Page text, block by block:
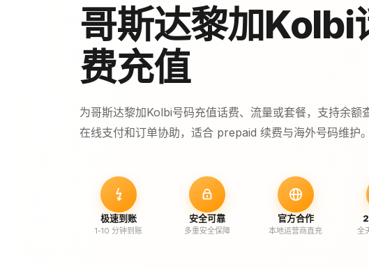
哥斯达黎加Kolbi
费充值
为哥斯达黎加Kolbi号码充值话费、流量或套餐，支持余额
在线支付和订单协助，适合 prepaid 续费与海外号码维护。
极速到账
1-10 分钟到账
安全可靠
多重安全保障
官方合作
本地运营商直充 全